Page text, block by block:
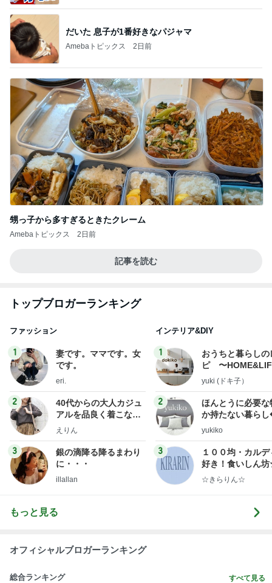
だいた 息子が1番好きなパジャマ
Amebaトピックス 2日前
甥っ子から多すぎるときたクレーム
Amebaトピックス 2日前
記事を読む
トップブロガーランキング
ファッション
1
妻です。ママです。女
です。
eri.
2
40代からの大人カジュ
アルを品良く着こなす
ファッションブログ
えりん
3
銀の滴降る降るまわり
に・・・
illallan
インテリア&DIY
1
おうちと暮らしの
ピ 〜
yuki (ドキ子）
2
ほんとうに必要な
か持たない暮ら
ep Life Simple◆
yukiko
3
１００均・カルデ
好き！食いしん
らりん☆のブログ
☆きらりん☆
もっと見る
オフィシャルブロガーランキング
総合ランキング すべて見る